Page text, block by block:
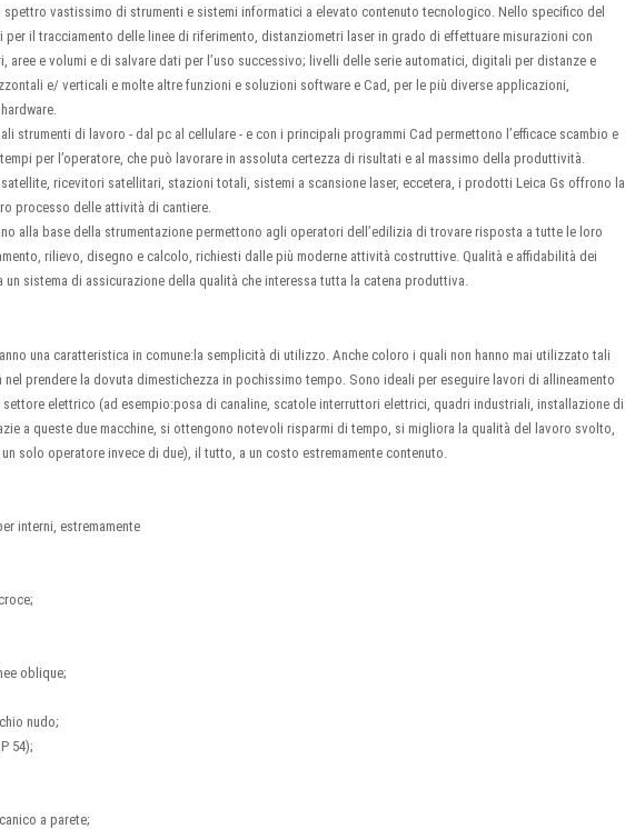
vastissimo di strumenti e sistemi informatici a elevato contenuto tecnologico. Nello specifico del
il tracciamento delle linee di riferimento, distanziometri laser in grado di effettuare misurazioni con
aree e volumi e di salvare dati per l’uso successivo; livelli delle serie automatici, digitali per distanze e
e/ verticali e molte altre funzioni e soluzioni software e Cad, per le più diverse applicazioni,
strumenti di lavoro - dal pc al cellulare - e con i principali programmi Cad permettono l’efficace scambio e
per l’operatore, che può lavorare in assoluta certezza di risultati e al massimo della produttività.
satellite, ricevitori satellitari, stazioni totali, sistemi a scansione laser, eccetera, i prodotti Leica Gs offrono la
processo delle attività di cantiere.
alla base della strumentazione permettono agli operatori dell’edilizia di trovare risposta a tutte le loro
rilievo, disegno e calcolo, richiesti dalle più moderne attività costruttive. Qualità e affidabilità dei
sistema di assicurazione della qualità che interessa tutta la catena produttiva.
una caratteristica in comune:la semplicità di utilizzo. Anche coloro i quali non hanno mai utilizzato tali
prendere la dovuta dimestichezza in pochissimo tempo. Sono ideali per eseguire lavori di allineamento
elettrico (ad esempio:posa di canaline, scatole interruttori elettrici, quadri industriali, installazione di
a queste due macchine, si ottengono notevoli risparmi di tempo, si migliora la qualità del lavoro svolto,
solo operatore invece di due), il tutto, a un costo estremamente contenuto.
interni, estremamente
oblique;
nudo;
54);
a parete;